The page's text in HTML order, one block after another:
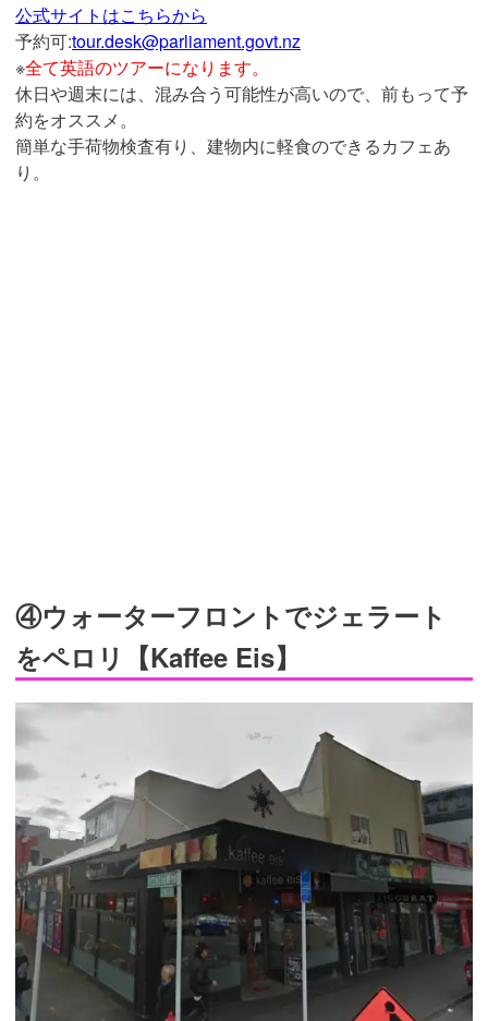
公式サイトはこちらから
予約可:tour.desk@parliament.govt.nz
※全て英語のツアーになります。
休日や週末には、混み合う可能性が高いので、前もって予
約をオススメ。
簡単な手荷物検査有り、建物内に軽食のできるカフェあ
り。
④ウォーターフロントでジェラート
をペロリ【Kaffee Eis】